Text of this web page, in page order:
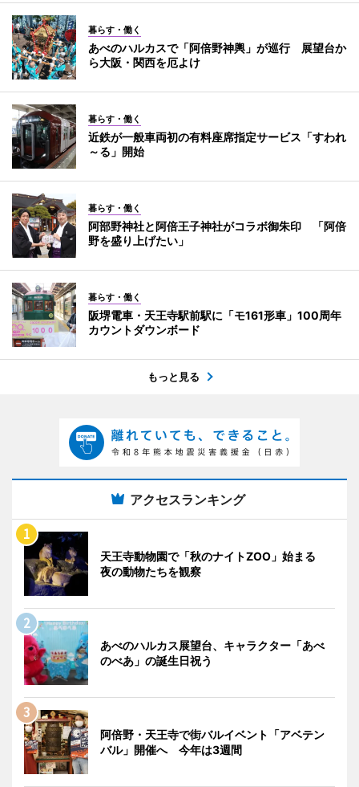
暮らす・働く
あべのハルカスで「阿倍野神輿」が巡行 展望台か
ら大阪・関西を厄よけ
暮らす・働く
近鉄が一般車両初の有料座席指定サービス「すわれ
～る」開始
暮らす・働く
阿部野神社と阿倍王子神社がコラボ御朱印 「阿倍
野を盛り上げたい」
暮らす・働く
阪堺電車・天王寺駅前駅に「モ161形車」100周年
カウントダウンボード
もっと見る
アクセスランキング
天王寺動物園で「秋のナイトZOO」始まる
夜の動物たちを観察
あべのハルカス展望台、キャラクター「あべ
のべあ」の誕生日祝う
阿倍野・天王寺で街バルイベント「アベテン
バル」開催へ 今年は3週間